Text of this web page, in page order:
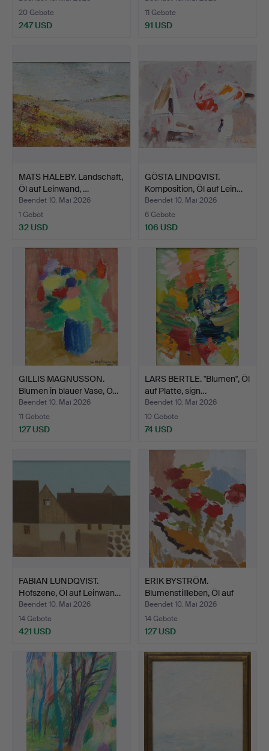
20 Gebote
247 USD
11 Gebote
91 USD
MATS HALEBY. Landschaft,
Öl auf Leinwand, …
Beendet 10. Mai 2026
1 Gebot
32 USD
GÖSTA LINDQVIST.
Komposition, Öl auf Lein…
Beendet 10. Mai 2026
6 Gebote
106 USD
GILLIS MAGNUSSON.
Blumen in blauer Vase, Ö…
Beendet 10. Mai 2026
11 Gebote
127 USD
LARS BERTLE. "Blumen", Öl
auf Platte, sign…
Beendet 10. Mai 2026
10 Gebote
74 USD
FABIAN LUNDQVIST.
Hofszene, Öl auf Leinwan…
Beendet 10. Mai 2026
14 Gebote
421 USD
ERIK BYSTRÖM.
Blumenstillleben, Öl auf
Pla…
Beendet 10. Mai 2026
14 Gebote
127 USD